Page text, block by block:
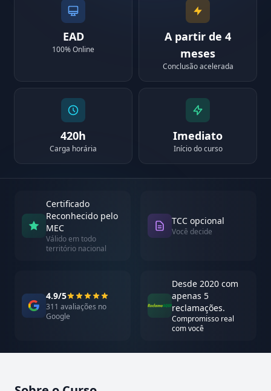
EAD
100% Online
A partir de 4
meses
Conclusão acelerada
420h
Carga horária
Imediato
Início do curso
Certificado
Reconhecido pelo
MEC
Válido em todo
território nacional
TCC opcional
Você decide
4.9/5
311 avaliações no
Google
Desde 2020 com
apenas 5
reclamações.
Compromisso real
com você